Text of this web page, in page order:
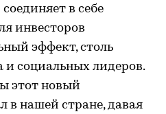
в себе
инвесторов
эффект, столь
социальных лидеров.
этот новый
в нашей стране, давая